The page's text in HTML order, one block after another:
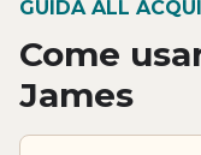
GUIDA ALL
Come
James